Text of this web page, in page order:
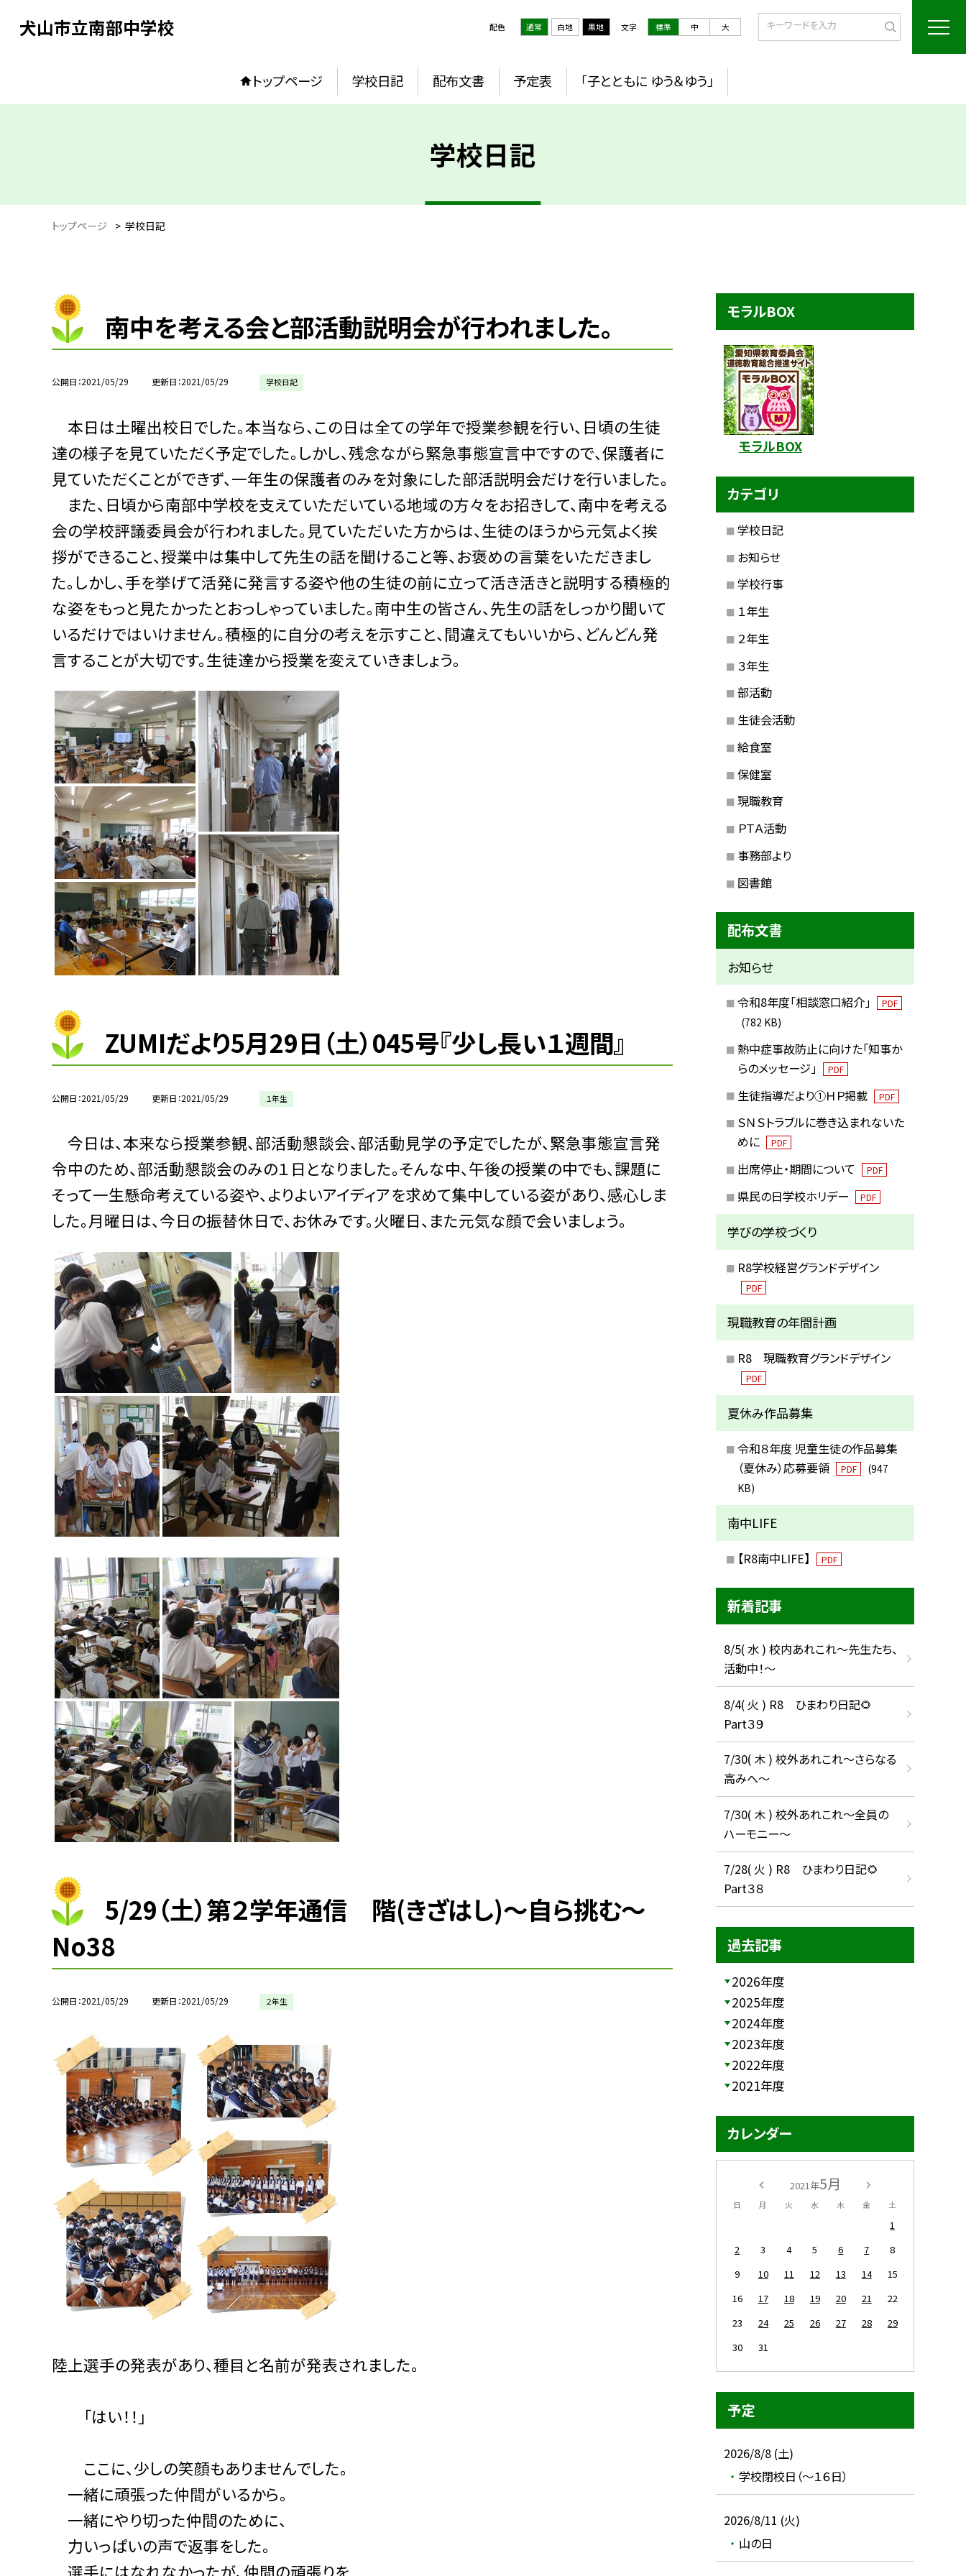
犬山市立南部中学校 配色 通常 白地 黒地 文字 標準 中 大
トップページ 学校日記 配布文書 予定表 「子とともに ゆう＆ゆう」
学校日記
トップページ > 学校日記
南中を考える会と部活動説明会が行われました。
公開日 2021/05/29 更新日 2021/05/29 学校日記
本日は土曜出校日でした。本当なら、この日は全ての学年で授業参観を行い、日頃の生徒
達の様子を見ていただく予定でした。しかし、残念ながら緊急事態宣言中ですので、保護者に
見ていただくことができず、一年生の保護者のみを対象にした部活説明会だけを行いました。
また、日頃から南部中学校を支えていただいている地域の方々をお招きして、南中を考える
会の学校評議委員会が行われました。見ていただいた方からは、生徒のほうから元気よく挨
拶ができること、授業中は集中して先生の話を聞けること等、お褒めの言葉をいただきまし
た。しかし、手を挙げて活発に発言する姿や他の生徒の前に立って活き活きと説明する積極的
な姿をもっと見たかったとおっしゃっていました。南中生の皆さん、先生の話をしっかり聞いて
いるだけではいけません。積極的に自分の考えを示すこと、間違えてもいいから、どんどん発
言することが大切です。生徒達から授業を変えていきましょう。
ZUMIだより5月29日（土）045号『少し長い１週間』
公開日 2021/05/29 更新日 2021/05/29 １年生
今日は、本来なら授業参観、部活動懇談会、部活動見学の予定でしたが、緊急事態宣言発
令中のため、部活動懇談会のみの１日となりました。そんな中、午後の授業の中でも、課題に
そって一生懸命考えている姿や、よりよいアイディアを求めて集中している姿があり、感心しま
した。月曜日は、今日の振替休日で、お休みです。火曜日、また元気な顔で会いましょう。
5/29（土）第２学年通信 階(きざはし)〜自ら挑む〜
No38
公開日 2021/05/29 更新日 2021/05/29 ２年生
陸上選手の発表があり、種目と名前が発表されました。
「はい！！」
ここに、少しの笑顔もありませんでした。
一緒に頑張った仲間がいるから。
一緒にやり切った仲間のために、
力いっぱいの声で返事をした。
選手にはなれなかったが、仲間の頑張りを
モラルBOX
モラルBOX
カテゴリ
学校日記
お知らせ
学校行事
１年生
２年生
３年生
部活動
生徒会活動
給食室
保健室
現職教育
ＰＴＡ活動
事務部より
図書館
配布文書
お知らせ
令和8年度「相談窓口紹介」 PDF
(782 KB)
熱中症事故防止に向けた「知事か
らのメッセージ」
PDF
生徒指導だより①ＨＰ掲載 PDF
ＳＮＳトラブルに巻き込まれないた
めに
PDF
出席停止・期間について PDF
県民の日学校ホリデー PDF
学びの学校づくり
R8学校経営グランドデザイン
PDF
現職教育の年間計画
R8 現職教育グランドデザイン
PDF
夏休み作品募集
令和８年度 児童生徒の作品募集
（夏休み）応募要領
PDF
(947
KB)
南中LIFE
【R8南中LIFE】 PDF
新着記事
8/5( 水 ) 校内あれこれ〜先生たち、
活動中！〜
8/4( 火 ) R8 ひまわり日記🌻
Part３９
7/30( 木 ) 校外あれこれ〜さらなる
高みへ〜
7/30( 木 ) 校外あれこれ〜全員の
ハーモニー〜
7/28( 火 ) R8 ひまわり日記🌻
Part３８
過去記事
2026年度
2025年度
2024年度
2023年度
2022年度
2021年度
カレンダー
2021年5月
日 月 火 水 木 金 土
1
2
3 4 5 6 7
8
9
10 11 12 13 14
15
16
17 18 19 20 21
22
23
24 25 26 27 28
29
30
31
予定
2026/8/8 (土)
学校閉校日（～１６日）
2026/8/11 (火)
山の日